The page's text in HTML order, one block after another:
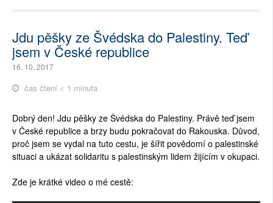
Jdu pěšky ze Švédska do Palestiny. Teď
jsem v České republice
16. 10. 2017
čas čtení < 1 minuta
Dobrý den! Jdu pěšky ze Švédska do Palestiny. Právě teď jsem
v České republice a brzy budu pokračovat do Rakouska. Důvod,
proč jsem se vydal na tuto cestu, je šířit povědomí o palestinské
situaci a ukázat solidaritu s palestinským lidem žijícím v okupaci.
Zde je krátké video o mé cestě: